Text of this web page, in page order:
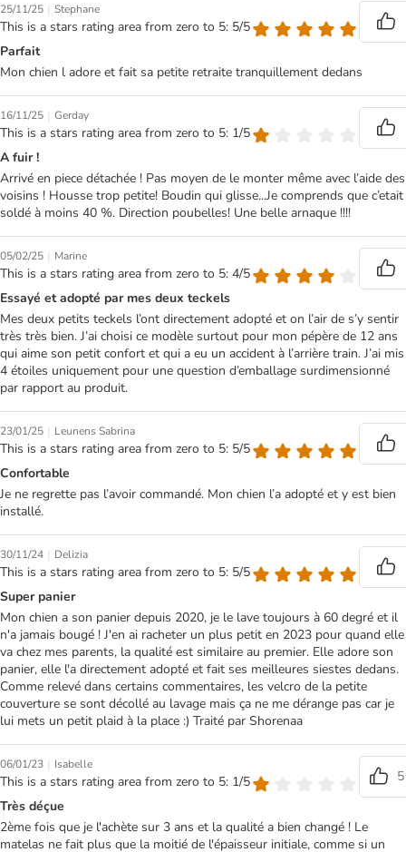
25/11/25 | Stephane
This is a stars rating area from zero to 5: 5/5
Parfait
Mon chien l adore et fait sa petite retraite tranquillement dedans
16/11/25 | Gerday
This is a stars rating area from zero to 5: 1/5
A fuir !
Arrivé en piece détachée ! Pas moyen de le monter même avec l’aide des
voisins ! Housse trop petite! Boudin qui glisse...Je comprends que c’etait
soldé à moins 40 %. Direction poubelles! Une belle arnaque !!!!
05/02/25 | Marine
This is a stars rating area from zero to 5: 4/5
Essayé et adopté par mes deux teckels
Mes deux petits teckels l’ont directement adopté et on l’air de s’y sentir
très très bien. J’ai choisi ce modèle surtout pour mon pépère de 12 ans
qui aime son petit confort et qui a eu un accident à l’arrière train. J’ai mis
4 étoiles uniquement pour une question d’emballage surdimensionné
par rapport au produit.
23/01/25 | Leunens Sabrina
This is a stars rating area from zero to 5: 5/5
Confortable
Je ne regrette pas l’avoir commandé. Mon chien l’a adopté et y est bien
installé.
30/11/24 | Delizia
This is a stars rating area from zero to 5: 5/5
Super panier
Mon chien a son panier depuis 2020, je le lave toujours à 60 degré et il
n'a jamais bougé ! J'en ai racheter un plus petit en 2023 pour quand elle
va chez mes parents, la qualité est similaire au premier. Elle adore son
panier, elle l'a directement adopté et fait ses meilleures siestes dedans.
Comme relevé dans certains commentaires, les velcro de la petite
couverture se sont décollé au lavage mais ça ne me dérange pas car je
lui mets un petit plaid à la place :) Traité par Shorenaa
06/01/23 | Isabelle
This is a stars rating area from zero to 5: 1/5
5
Très déçue
2ème fois que je l'achète sur 3 ans et la qualité a bien changé ! Le
matelas ne fait plus que la moitié de l'épaisseur initiale, comme si un